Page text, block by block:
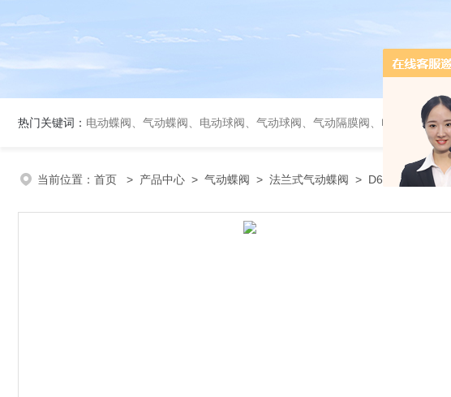
热门关键词： 电动蝶阀、气动蝶阀、电动球阀、气动球阀、气动隔膜阀、电磁阀、调
当前位置： 首页 > 产品中心 > 气动蝶阀 > 法兰式气动蝶阀 > D641X法兰气动